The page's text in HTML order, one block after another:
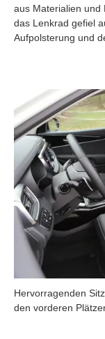
aus Materialien und
das Lenkrad gefiel
Aufpolsterung und
Hervorragenden
den vorderen